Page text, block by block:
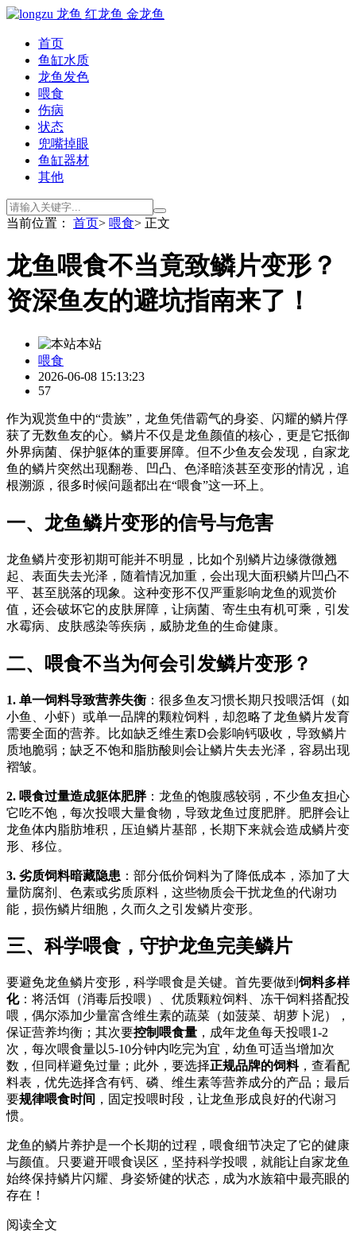
首页
鱼缸水质
龙鱼发色
喂食
伤病
状态
兜嘴掉眼
鱼缸器材
其他
当前位置： 首页> 喂食> 正文
龙鱼喂食不当竟致鳞片变形？
资深鱼友的避坑指南来了！
本站
喂食
2026-06-08 15:13:23
57
作为观赏鱼中的“贵族”，龙鱼凭借霸气的身姿、闪耀的鳞片俘
获了无数鱼友的心。鳞片不仅是龙鱼颜值的核心，更是它抵御
外界病菌、保护躯体的重要屏障。但不少鱼友会发现，自家龙
鱼的鳞片突然出现翻卷、凹凸、色泽暗淡甚至变形的情况，追
根溯源，很多时候问题都出在“喂食”这一环上。
一、龙鱼鳞片变形的信号与危害
龙鱼鳞片变形初期可能并不明显，比如个别鳞片边缘微微翘
起、表面失去光泽，随着情况加重，会出现大面积鳞片凹凸不
平、甚至脱落的现象。这种变形不仅严重影响龙鱼的观赏价
值，还会破坏它的皮肤屏障，让病菌、寄生虫有机可乘，引发
水霉病、皮肤感染等疾病，威胁龙鱼的生命健康。
二、喂食不当为何会引发鳞片变形？
1. 单一饲料导致营养失衡 ：很多鱼友习惯长期只投喂活饵（如
小鱼、小虾）或单一品牌的颗粒饲料，却忽略了龙鱼鳞片发育
需要全面的营养。比如缺乏维生素D会影响钙吸收，导致鳞片
质地脆弱；缺乏不饱和脂肪酸则会让鳞片失去光泽，容易出现
褶皱。
2. 喂食过量造成躯体肥胖：龙鱼的饱腹感较弱，不少鱼友担心
它吃不饱，每次投喂大量食物，导致龙鱼过度肥胖。肥胖会让
龙鱼体内脂肪堆积，压迫鳞片基部，长期下来就会造成鳞片变
形、移位。
3. 劣质饲料暗藏隐患 ：部分低价饲料为了降低成本，添加了大
量防腐剂、色素或劣质原料，这些物质会干扰龙鱼的代谢功
能，损伤鳞片细胞，久而久之引发鳞片变形。
三、科学喂食，守护龙鱼完美鳞片
要避免龙鱼鳞片变形，科学喂食是关键。首先要做到饲料多样
化：将活饵（消毒后投喂）、优质颗粒饲料、冻干饲料搭配投
喂，偶尔添加少量富含维生素的蔬菜（如菠菜、胡萝卜泥），
保证营养均衡；其次要控制喂食量 ，成年龙鱼每天投喂1-2
次，每次喂食量以5-10分钟内吃完为宜，幼鱼可适当增加次
数，但同样避免过量；此外，要选择正规品牌的饲料，查看配
料表，优先选择含有钙、磷、维生素等营养成分的产品；最后
要规律喂食时间 ，固定投喂时段，让龙鱼形成良好的代谢习
惯。
龙鱼的鳞片养护是一个长期的过程，喂食细节决定了它的健康
与颜值。只要避开喂食误区，坚持科学投喂，就能让自家龙鱼
始终保持鳞片闪耀、身姿矫健的状态，成为水族箱中最亮眼的
存在！
阅读全文